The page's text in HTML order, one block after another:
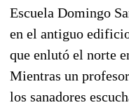
Escuela Domingo
en el antiguo
que enlutó el norte
Mientras un
los sanadores